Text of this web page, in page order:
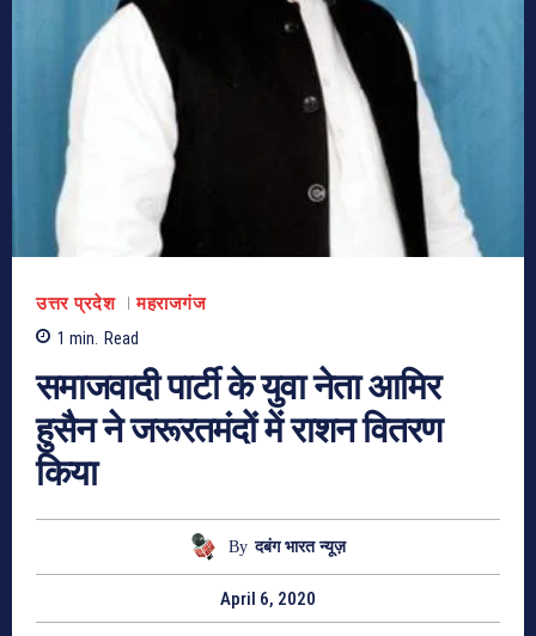
उत्तर प्रदेश
महराजगंज
1 min. Read
समाजवादी पार्टी के युवा नेता आमिर
हुसैन ने जरूरतमंदों में राशन वितरण
किया
By दबंग भारत न्यूज़
April 6, 2020